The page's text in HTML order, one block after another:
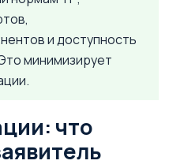
и доступность
минимизирует
что